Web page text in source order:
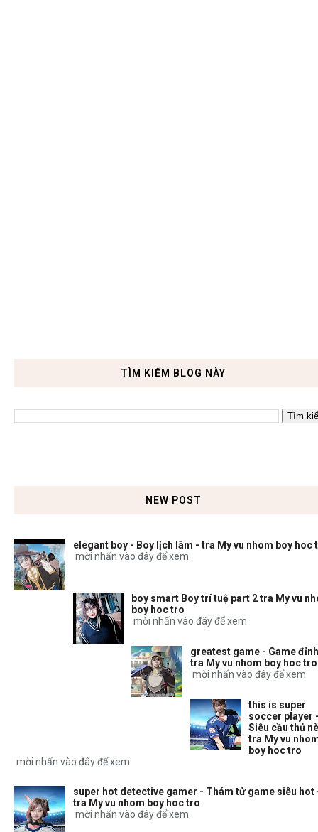
TÌM KIẾM BLOG NÀY
NEW POST
elegant boy - Boy lịch lãm - tra My vu nhom boy hoc
mời nhấn vào đây để xem
boy smart Boy trí tuệ part 2 tra My vu
boy hoc tro
mời nhấn vào đây để xem
greatest game - Game
tra My vu nhom boy hoc tro
mời nhấn vào đây để xem
this is super
soccer player
Siêu cầu thủ
tra My vu
boy hoc tro
mời nhấn vào đây để xem
super hot detective gamer - Thám tử game siêu hot
tra My vu nhom boy hoc tro
mời nhấn vào đây để xem